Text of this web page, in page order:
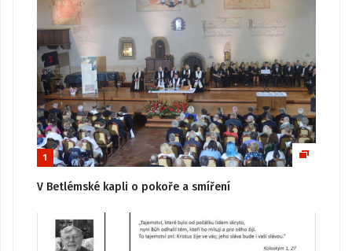
1
V Betlémské kapli o pokoře a smíření